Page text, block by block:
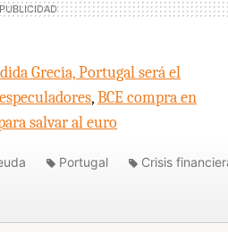
Grecia, Portugal será el
,BCE compra en
salvar al euro
Portugal Crisis